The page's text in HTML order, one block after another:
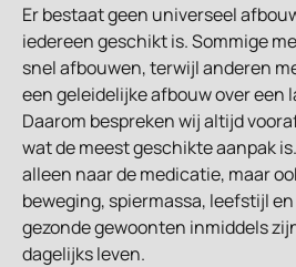
Er bestaat geen universeel
iedereen geschikt is. Sommige
snel afbouwen, terwijl anderen
een geleidelijke afbouw over een
Daarom bespreken wij altijd
wat de meest geschikte aanpak
alleen naar de medicatie, maar
beweging, spiermassa, leefstijl
gezonde gewoonten inmiddels
dagelijks leven.